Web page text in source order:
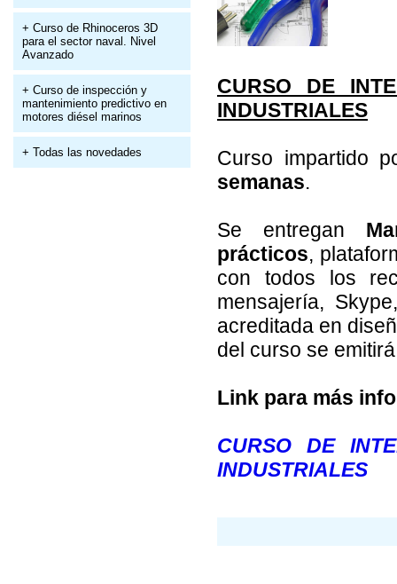
+ Curso de Rhinoceros 3D
para el sector naval. Nivel
Avanzado
+ Curso de inspección y
mantenimiento predictivo en
motores diésel marinos
+ Todas las novedades
CURSO DE
INDUSTRIALES
Curso impartido
semanas.
Se entregan
prácticos,
con todos los
mensajería,
acreditada en
del curso se
Link para más
CURSO DE
INDUSTRIALES